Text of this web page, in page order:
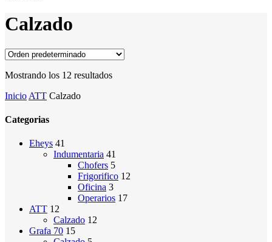
Search
Calzado
Mostrando los 12 resultados
Inicio ATT Calzado
Categorias
Eheys 41
Indumentaria 41
Chofers 5
Frigorifico 12
Oficina 3
Operarios 17
ATT 12
Calzado 12
Grafa 70 15